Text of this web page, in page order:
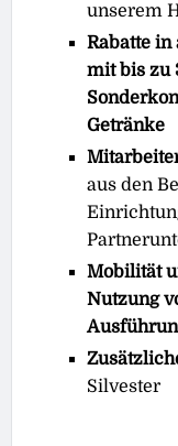
unserem
Rabatte
mit bis zu
Getränke
aus den
Mobilität
Nutzung
Silvester